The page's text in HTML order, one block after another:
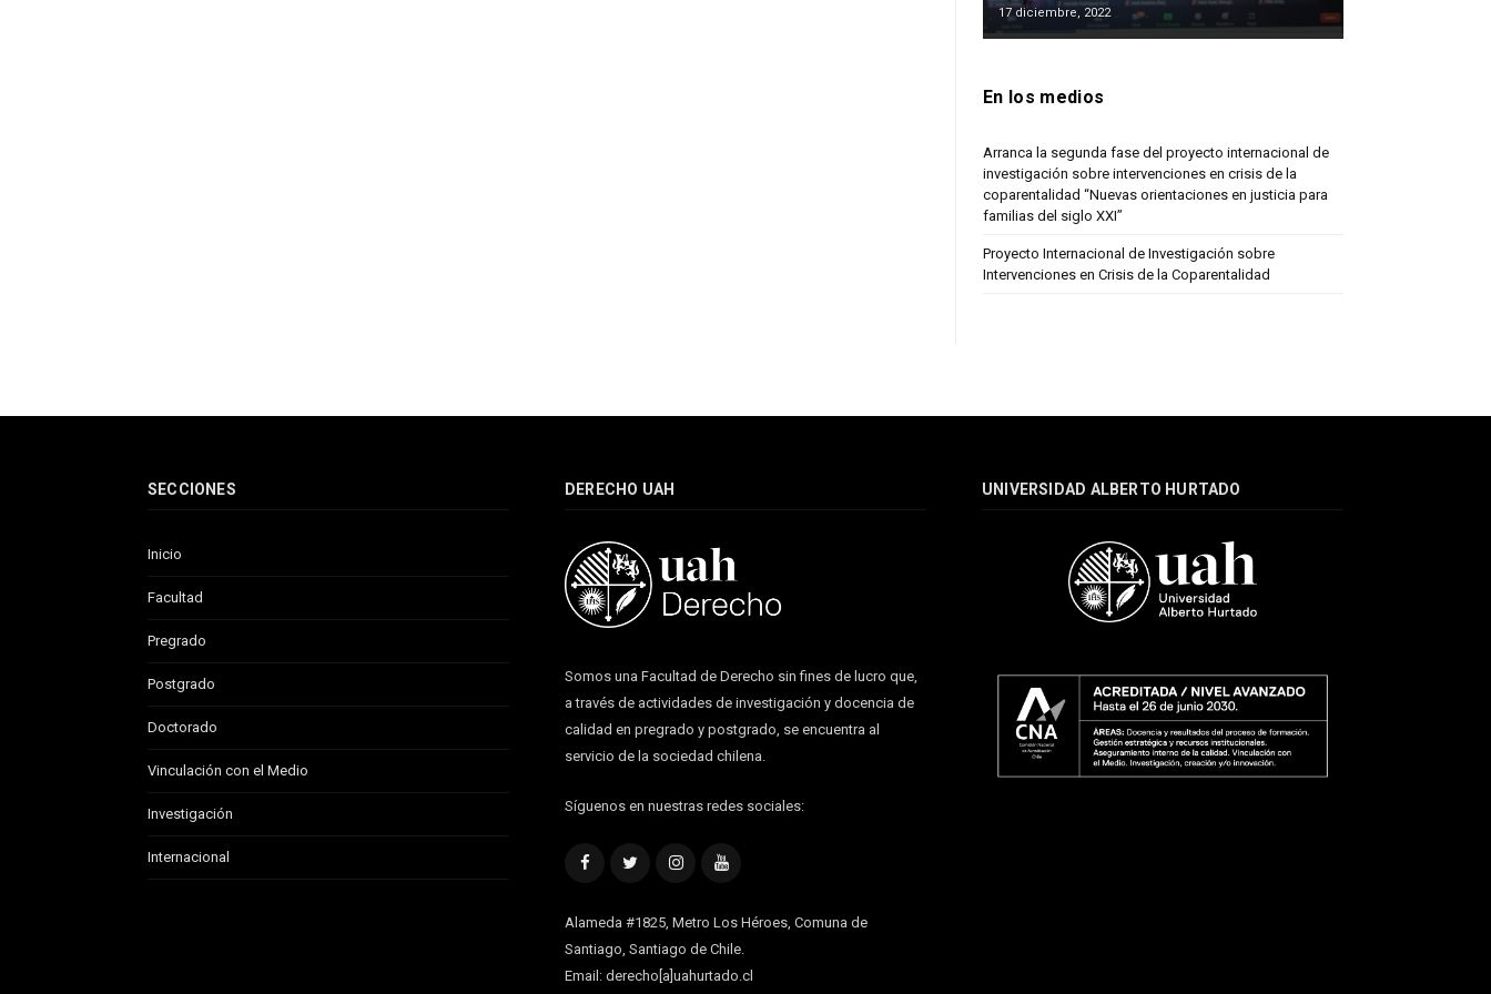
17 diciembre, 2022
En los medios
Arranca la segunda fase del proyecto internacional de
investigación sobre intervenciones en crisis de la
coparentalidad “Nuevas orientaciones en justicia para
familias del siglo XXI”
Proyecto Internacional de Investigación sobre
Intervenciones en Crisis de la Coparentalidad
SECCIONES
Inicio
Facultad
Pregrado
Postgrado
Doctorado
Vinculación con el Medio
Investigación
Internacional
DERECHO UAH
Somos una Facultad de Derecho sin fines de lucro que,
a través de actividades de investigación y docencia de
calidad en pregrado y postgrado, se encuentra al
servicio de la sociedad chilena.
Síguenos en nuestras redes sociales:
FacebookTwitterInstagramYouTube
Alameda #1825, Metro Los Héroes, Comuna de
Santiago, Santiago de Chile.
Email: derecho[a]uahurtado.cl
UNIVERSIDAD ALBERTO HURTADO